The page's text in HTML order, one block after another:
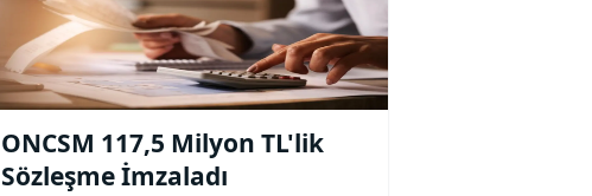
ONCSM 117,5 Milyon TL'lik
Sözleşme İmzaladı